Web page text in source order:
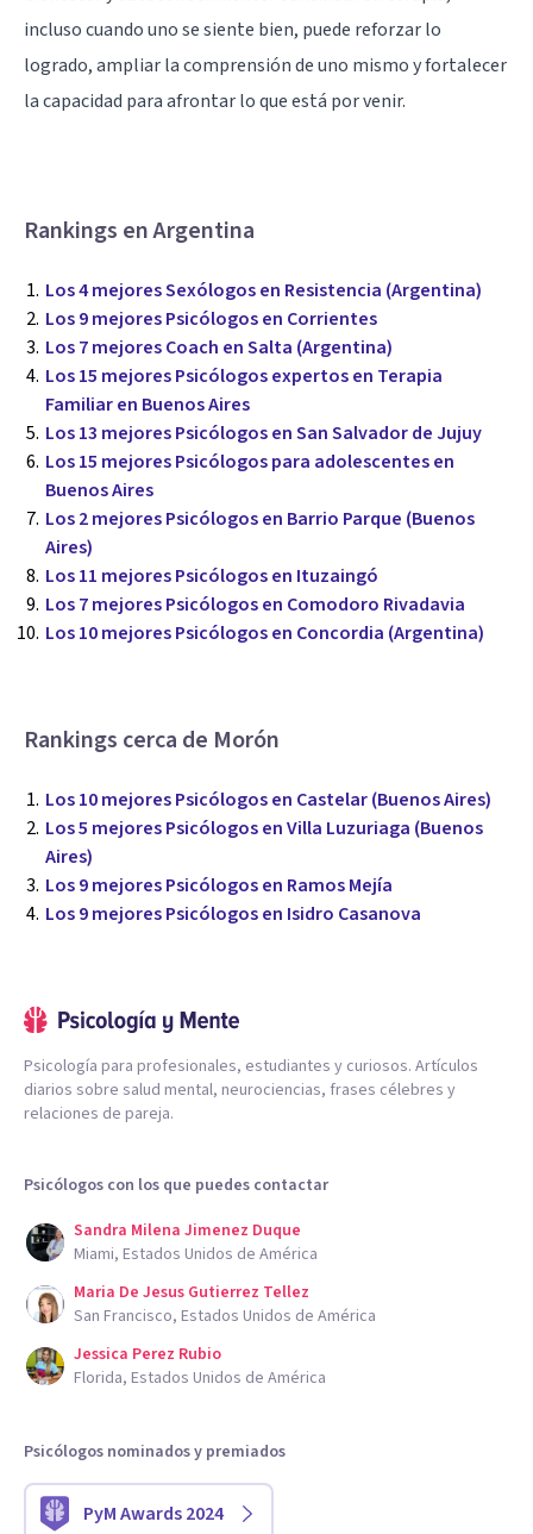
incluso cuando uno se siente bien, puede reforzar lo
logrado, ampliar la comprensión de uno mismo y fortalecer
la capacidad para afrontar lo que está por venir.
Rankings en Argentina
Los 4 mejores Sexólogos en Resistencia (Argentina)
Los 9 mejores Psicólogos en Corrientes
Los 7 mejores Coach en Salta (Argentina)
Los 15 mejores Psicólogos expertos en Terapia
Familiar en Buenos Aires
Los 13 mejores Psicólogos en San Salvador de Jujuy
Los 15 mejores Psicólogos para adolescentes en
Buenos Aires
Los 2 mejores Psicólogos en Barrio Parque (Buenos
Aires)
Los 11 mejores Psicólogos en Ituzaingó
Los 7 mejores Psicólogos en Comodoro Rivadavia
Los 10 mejores Psicólogos en Concordia (Argentina)
Rankings cerca de Morón
Los 10 mejores Psicólogos en Castelar (Buenos Aires)
Los 5 mejores Psicólogos en Villa Luzuriaga (Buenos
Aires)
Los 9 mejores Psicólogos en Ramos Mejía
Los 9 mejores Psicólogos en Isidro Casanova
Psicología para profesionales, estudiantes y curiosos. Artículos
diarios sobre salud mental, neurociencias, frases célebres y
relaciones de pareja.
Psicólogos con los que puedes contactar
Sandra Milena Jimenez Duque
Miami, Estados Unidos de América
Maria De Jesus Gutierrez Tellez
San Francisco, Estados Unidos de América
Jessica Perez Rubio
Florida, Estados Unidos de América
Psicólogos nominados y premiados
PyM Awards 2024